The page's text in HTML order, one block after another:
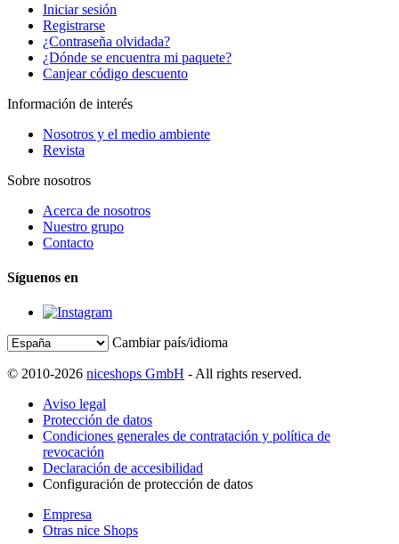
Iniciar sesión
Registrarse
¿Contraseña olvidada?
¿Dónde se encuentra mi paquete?
Canjear código descuento
Información de interés
Nosotros y el medio ambiente
Revista
Sobre nosotros
Acerca de nosotros
Nuestro grupo
Contacto
Síguenos en
Cambiar país/idioma
© 2010-2026 niceshops GmbH - All rights reserved.
Aviso legal
Protección de datos
Condiciones generales de contratación y política de
revocación
Declaración de accesibilidad
Configuración de protección de datos
Empresa
Otras nice Shops